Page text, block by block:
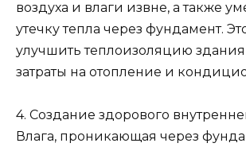
воздуха и влаги извне, а также
утечку тепла через фундамент.
улучшить теплоизоляцию
затраты на отопление и
4. Создание здорового
Влага, проникающая через